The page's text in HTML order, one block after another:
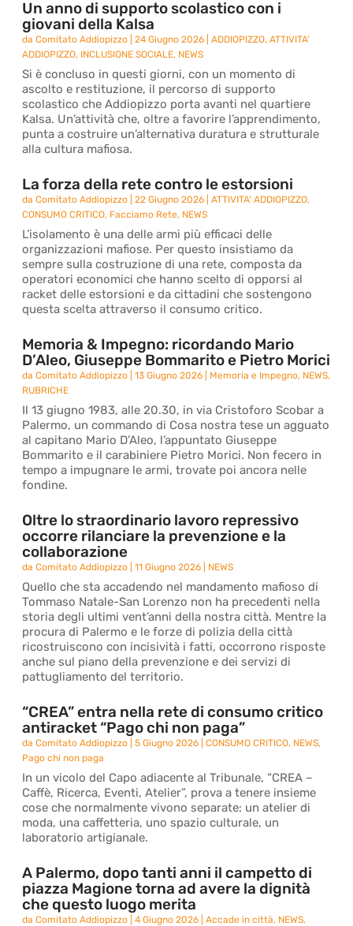
Un anno di supporto scolastico con i
giovani della Kalsa
daComitato Addiopizzo |24 Giugno 2026 |ADDIOPIZZO,ATTIVITA'
ADDIOPIZZO, INCLUSIONE SOCIALE, NEWS
Si è concluso in questi giorni, con un momento di
ascolto e restituzione, il percorso di supporto
scolastico che Addiopizzo porta avanti nel quartiere
Kalsa. Un’attività che, oltre a favorire l’apprendimento,
punta a costruire un’alternativa duratura e strutturale
alla cultura mafiosa.
La forza della rete contro le estorsioni
daComitato Addiopizzo |22 Giugno 2026 |ATTIVITA' ADDIOPIZZO,
CONSUMO CRITICO, Facciamo Rete, NEWS
L’isolamento è una delle armi più efficaci delle
organizzazioni mafiose. Per questo insistiamo da
sempre sulla costruzione di una rete, composta da
operatori economici che hanno scelto di opporsi al
racket delle estorsioni e da cittadini che sostengono
questa scelta attraverso il consumo critico.
Memoria & Impegno: ricordando Mario
D’Aleo, Giuseppe Bommarito e Pietro Morici
daComitato Addiopizzo |13 Giugno 2026 Memoria e Impegno, NEWS,
RUBRICHE
Il 13 giugno 1983, alle 20.30, in via Cristoforo Scobar a
Palermo, un commando di Cosa nostra tese un agguato
al capitano Mario D’Aleo, l’appuntato Giuseppe
Bommarito e il carabiniere Pietro Morici. Non fecero in
tempo a impugnare le armi, trovate poi ancora nelle
fondine.
Oltre lo straordinario lavoro repressivo
occorre rilanciare la prevenzione e la
collaborazione
daComitato Addiopizzo |11 Giugno 2026 NEWS
Quello che sta accadendo nel mandamento mafioso di
Tommaso Natale-San Lorenzo non ha precedenti nella
storia degli ultimi vent’anni della nostra città. Mentre la
procura di Palermo e le forze di polizia della città
ricostruiscono con incisività i fatti, occorrono risposte
anche sul piano della prevenzione e dei servizi di
pattugliamento del territorio.
“CREA” entra nella rete di consumo critico
antiracket “Pago chi non paga”
daComitato Addiopizzo |5 Giugno 2026 |CONSUMO CRITICO, NEWS,
Pago chi non paga
In un vicolo del Capo adiacente al Tribunale, “CREA –
Caffè, Ricerca, Eventi, Atelier”, prova a tenere insieme
cose che normalmente vivono separate: un atelier di
moda, una caffetteria, uno spazio culturale, un
laboratorio artigianale.
A Palermo, dopo tanti anni il campetto di
piazza Magione torna ad avere la dignità
che questo luogo merita
daComitato Addiopizzo |4 Giugno 2026 |Accade in città, NEWS,